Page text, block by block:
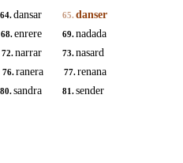
64.dansar 65. danser
68.enrere 69.nadada
72.narrar 73.nasard
76.ranera 77.renana
80.sandra 81.sender